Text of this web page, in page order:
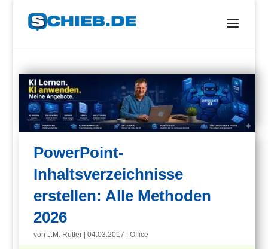
PowerPoint-
Inhaltsverzeichnisse
erstellen: Alle Methoden
2026
vonJ.M. Rütter |04.03.2017 |Office